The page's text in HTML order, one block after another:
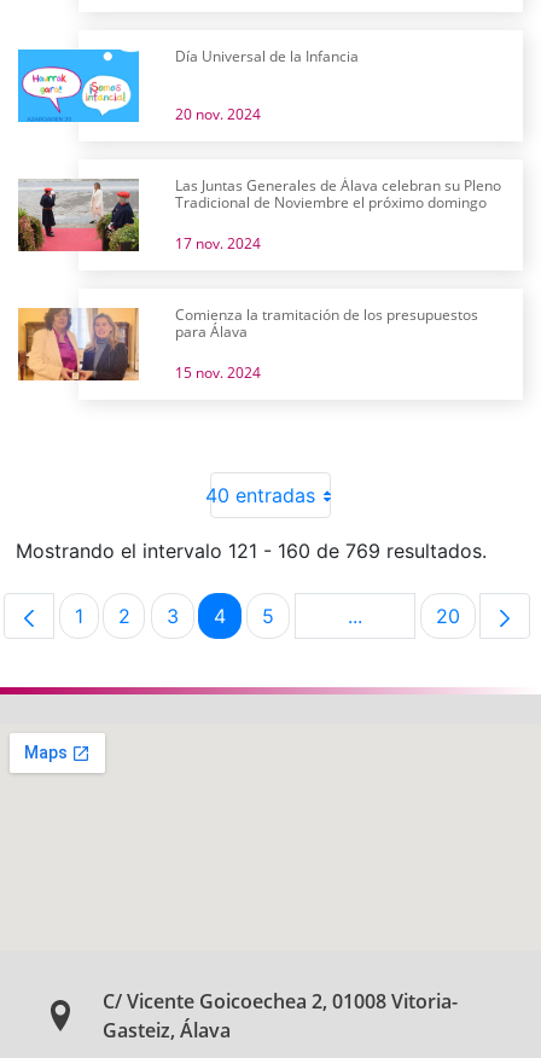
Día Universal de la Infancia
20 nov. 2024
Las Juntas Generales de Álava celebran su Pleno
Tradicional de Noviembre el próximo domingo
17 nov. 2024
Comienza la tramitación de los presupuestos
para Álava
15 nov. 2024
40 entradas
Mostrando el intervalo 121 - 160 de 769 resultados.
Página
1 Página
2 Página
3 Página
4 Página
5 ...Páginas Página
20
C/ Vicente Goicoechea 2, 01008 Vitoria-
Gasteiz, Álava